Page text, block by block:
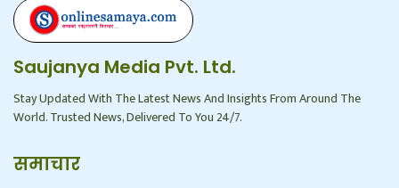
Saujanya Media Pvt. Ltd.
Stay Updated With The Latest News And Insights From Around The
World. Trusted News, Delivered To You 24/7.
समाचार